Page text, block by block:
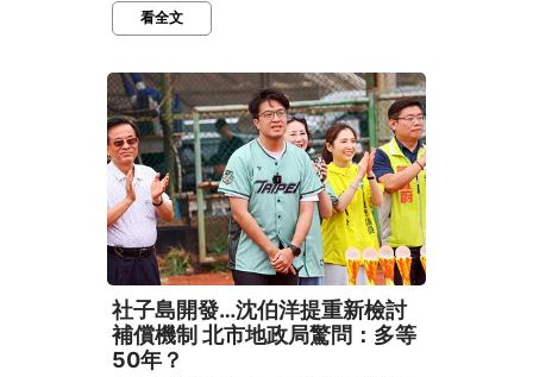
看全文
社子島開發…沈伯洋提重新檢討
補償機制 北市地政局驚問：多等
50年？